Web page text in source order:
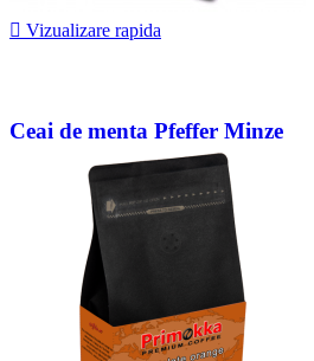
 Vizualizare rapida
Ceai de menta Pfeffer Minze